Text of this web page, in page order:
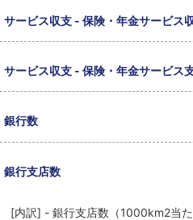
サービス収支 - 保険・年金サービス
サービス収支 - 保険・年金サービス
銀行数
銀行支店数
[内訳] - 銀行支店数（1000km2当た